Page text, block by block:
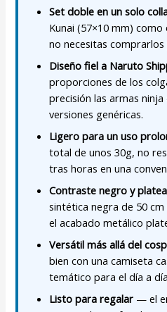
Set doble en un solo
Kunai (57×10 mm) como
no necesitas
Diseño fiel a Naruto
proporciones de los
precisión las armas
versiones genéricas.
Ligero para un uso
total de unos 30g, no
tras horas en una
Contraste negro y
sintética negra de 50
el acabado metálico
Versátil más allá del
bien con una camiseta
temático para el día a
Listo para regalar — el